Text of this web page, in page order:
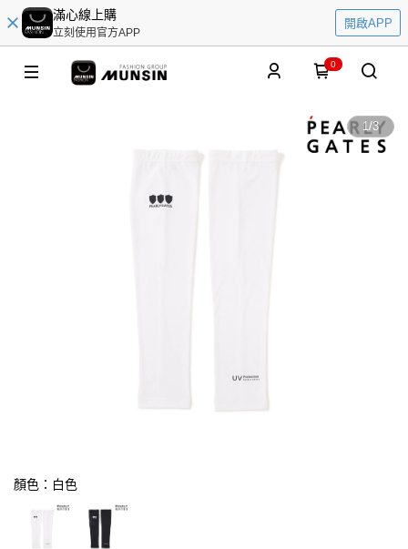
滿心線上購
立刻使用官方APP
開啟APP
0
1/3
顏色：白色